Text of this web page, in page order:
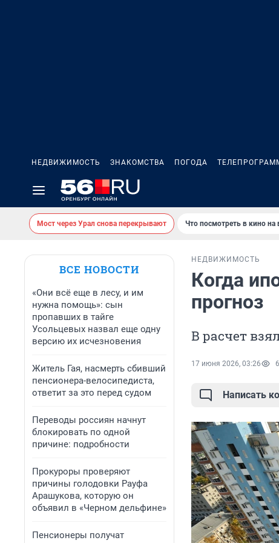
НЕДВИЖИМОСТЬ ЗНАКОМСТВА ПОГОДА
Мост через Урал снова перекрывают Что посмотреть в кино
ВСЕ НОВОСТИ
«Они всё еще в лесу, и им
нужна помощь»: сын
пропавших в тайге
Усольцевых назвал еще одну
версию их исчезновения
Житель Гая, насмерть сбивший
пенсионера-велосипедиста,
ответит за это перед судом
Переводы россиян начнут
блокировать по одной
причине: подробности
Прокуроры проверяют
причины голодовки Рауфа
Арашукова, которую он
объявил в «Черном дельфине»
Пенсионеры получат
НЕДВИЖИМОСТЬ
Когда
прогноз
В расчет
17 июня 2026, 03:26
Написать